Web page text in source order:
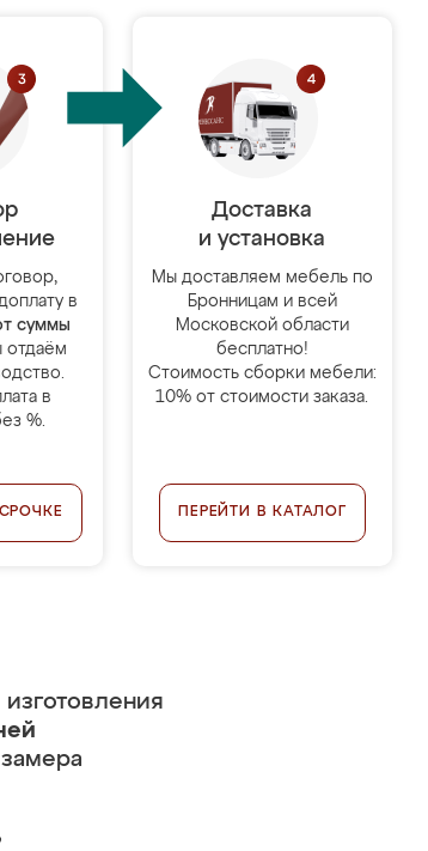
в
суммы
отдаём
в
%.
Доставка
и установка
Мы доставляем мебель по
Бронницам и всей
Московской области
бесплатно!
Стоимость сборки мебели:
10% от стоимости заказа.
ПЕРЕЙТИ В КАТАЛОГ